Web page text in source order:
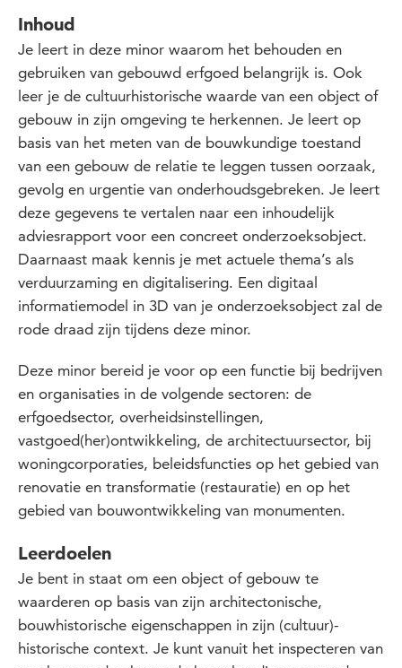
Inhoud
Je leert in deze minor waarom het behouden en
gebruiken van gebouwd erfgoed belangrijk is. Ook
leer je de cultuurhistorische waarde van een object of
gebouw in zijn omgeving te herkennen. Je leert op
basis van het meten van de bouwkundige toestand
van een gebouw de relatie te leggen tussen oorzaak,
gevolg en urgentie van onderhoudsgebreken. Je leert
deze gegevens te vertalen naar een inhoudelijk
adviesrapport voor een concreet onderzoeksobject.
Daarnaast maak kennis je met actuele thema’s als
verduurzaming en digitalisering. Een digitaal
informatiemodel in 3D van je onderzoeksobject zal de
rode draad zijn tijdens deze minor.
Deze minor bereid je voor op een functie bij bedrijven
en organisaties in de volgende sectoren: de
erfgoedsector, overheidsinstellingen,
vastgoed(her)ontwikkeling, de architectuursector, bij
woningcorporaties, beleidsfuncties op het gebied van
renovatie en transformatie (restauratie) en op het
gebied van bouwontwikkeling van monumenten.
Leerdoelen
Je bent in staat om een object of gebouw te
waarderen op basis van zijn architectonische,
bouwhistorische eigenschappen in zijn (cultuur)-
historische context. Je kunt vanuit het inspecteren van